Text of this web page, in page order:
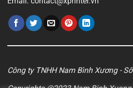
Công ty TNHH Nam Bình Xương -